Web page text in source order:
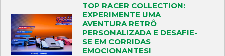
TOP RACER COLLECTION:
EXPERIMENTE UMA
AVENTURA RETRÔ
PERSONALIZADA E DESAFIE-
SE EM CORRIDAS
EMOCIONANTES!